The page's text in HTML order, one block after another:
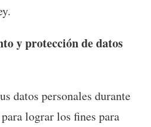
y protección de datos
datos personales durante
lograr los fines para